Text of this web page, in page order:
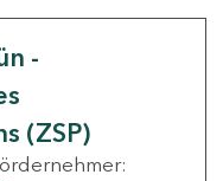
-
(ZSP)